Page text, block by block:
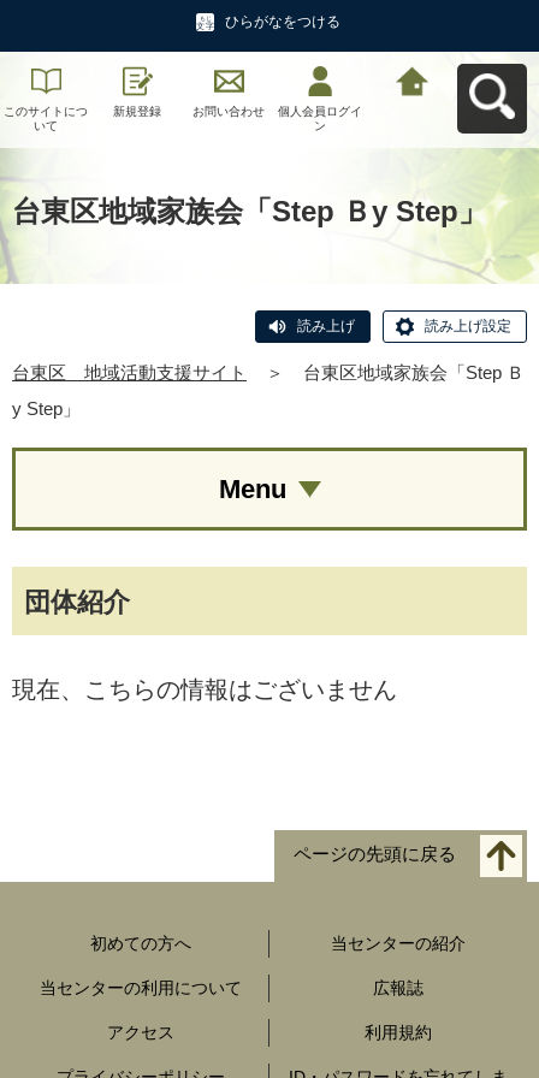
ひらがなをつける
このサイトにつ
いて
新規登録 お問い合わせ
個人会員ログイ
ン
台東区地域家族会「Step Ｂy Step」
読み上げ 読み上げ設定
台東区 地域活動支援サイト ＞
台東区地域家族会「Step Ｂ
y Step」
団体紹介
現在、こちらの情報はございません
Menu
ページの先頭に戻る
初めての方へ 当センターの紹介
当センターの利用について 広報誌
アクセス 利用規約